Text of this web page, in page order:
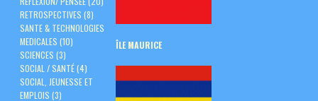
RETROSPECTIVES (8)
SANTE & TECHNOLOGIES
MEDICALES (10)
SCIENCES (3)
SOCIAL / SANTÉ(4)
SOCIAL, JEUNESSE ET
EMPLOIS (3)
ÎLEMAURICE